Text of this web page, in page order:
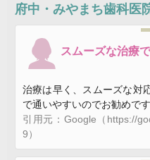
府中・みやまち歯科医
スムーズな治療
治療は早く、スムーズな対
で通いやすいのでお勧めです
引用元：Google（https://
9）